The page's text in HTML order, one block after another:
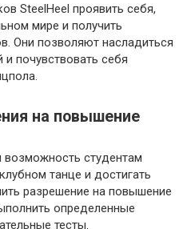
SteelHeel проявить себя,
мире и получить
Они позволяют насладиться
почувствовать себя
на повышение
студентам
танце и достигать
разрешение на повышение
определенные
тесты.